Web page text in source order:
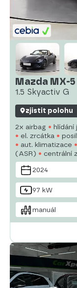
Mazda MX-5
1.5 Skyactiv G
zjistit polohu
2x airbag hlídání
el. zrcátka
aut. klimatizace
(ASR)
centrální
stabilizace
potahy kůže
2024
97 kW
manuál